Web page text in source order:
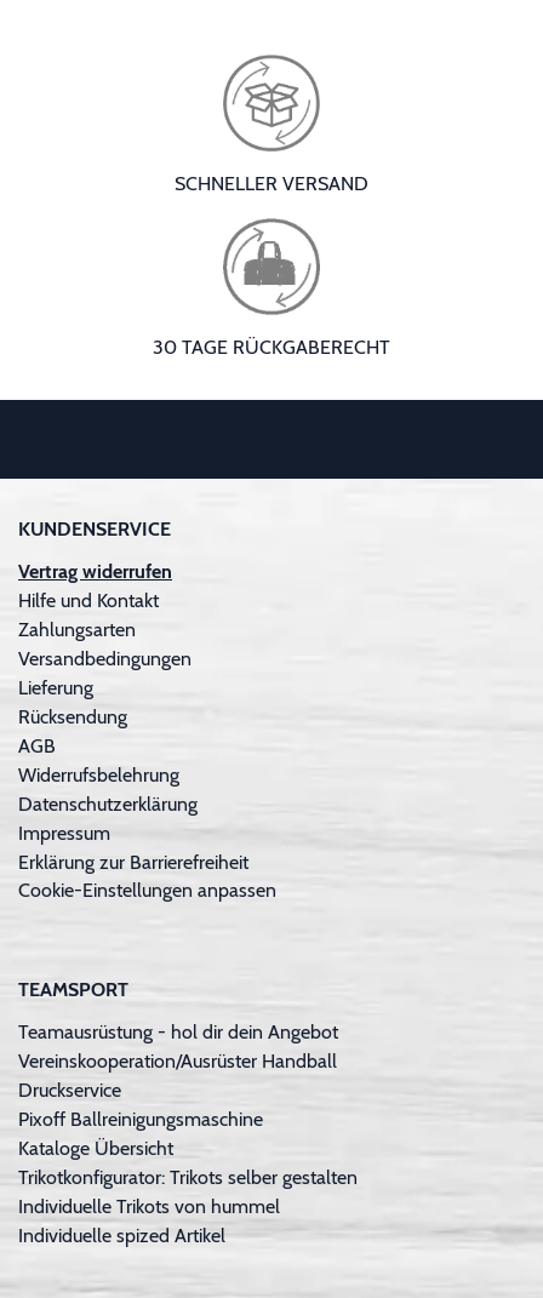
SCHNELLER VERSAND
30 TAGE RÜCKGABERECHT
KUNDENSERVICE
Vertrag widerrufen
Hilfe und Kontakt
Zahlungsarten
Versandbedingungen
Lieferung
Rücksendung
AGB
Widerrufsbelehrung
Datenschutzerklärung
Impressum
Erklärung zur Barrierefreiheit
Cookie-Einstellungen anpassen
TEAMSPORT
Teamausrüstung - hol dir dein Angebot
Vereinskooperation/Ausrüster Handball
Druckservice
Pixoff Ballreinigungsmaschine
Kataloge Übersicht
Trikotkonfigurator: Trikots selber gestalten
Individuelle Trikots von hummel
Individuelle spized Artikel